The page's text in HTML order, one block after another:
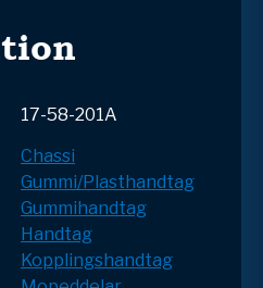
17-58-201A
Chassi
Gummi/Plasthandtag
Gummihandtag
Handtag
Kopplingshandtag